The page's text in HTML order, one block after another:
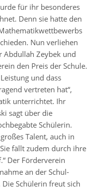
für ihr besonderes
Denn sie hatte den
Nun verliehen
Abdullah Zeybek und
den Preis der Schule.
und dass
vertreten hat“,
unterrichtet. Ihr
sagt über die
Schülerin.
Talent, auch in
fällt zudem durch ihre
Der Förderverein
an der Schul-
Schülerin freut sich